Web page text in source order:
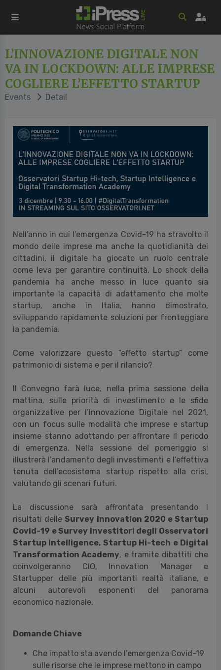
L’INNOVAZIONE DIGITALE NON
VA IN LOCKDOWN: ALLE IMPRESE
COGLIERE L’EFFETTO STARTUP
Events Detail
Nell’anno in cui l’emergenza Covid-19 ha stravolto il
mondo delle imprese ma anche la quotidianità dei
cittadini, il digitale ha giocato un ruolo centrale
come leva per garantire continuità. Lo shock della
pandemia ha anche messo in luce quanto sia
importante la capacità di adattamento che molte
startup, anche in Italia, hanno dimostrato,
sviluppando rapidamente soluzioni per fronteggiare
la pandemia.
Come valorizzare questo “effetto startup” come
patrimonio di sistema e per il rilancio?
Il Convegno farà luce, nella prima sessione della
mattina, sulle priorità di investimento e le sfide
organizzative per l’Innovazione Digitale nel 2021,
con un focus sulle modalità che imprese e startup
insieme stanno adottando per affrontare il periodo
di emergenza. Nella sessione del pomeriggio si
illustrerà l’andamento degli investimenti e l’effettiva
tenuta dell’ecosistema startup rispetto alla crisi,
valutando gli scenari futuri.
La discussione sarà affrontata presentando i
risultati delleSurvey Innovation 2020 e Startup
Covid-19 e Survey Investitori degli Osservatori
Startup Intelligence, Startup Hi-tech e Digital
Transformation Academy, e tramite dibattiti che
coinvolgeranno CIO, Innovation Manager e
Startupper delle più importanti realtà italiane, e
alcuni autorevoli esponenti del panorama
economico nazionale.
Domande Chiave
Che impatto sta avendo l’emergenza Covid-19
sulle risorse che le imprese mettono in campo